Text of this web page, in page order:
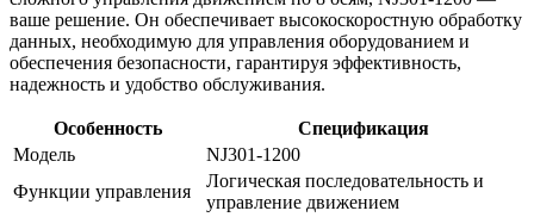
ваше решение. Он обеспечивает высокоскоростную обработку
данных, необходимую для управления оборудованием и
обеспечения безопасности, гарантируя эффективность,
надежность и удобство обслуживания.
Особенность
Спецификация
Модель
NJ301-1200
Функции управления
Логическая последовательность и
управление движением